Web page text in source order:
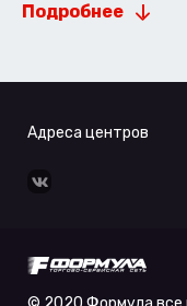
Подробнее
Адреса центров